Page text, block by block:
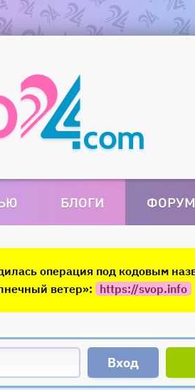
БЛОГИ ФОРУМ
операция под кодовым
ветер»: https://svop.info